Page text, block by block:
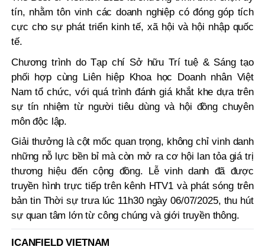
tín, nhằm tôn vinh các doanh nghiệp có đóng góp tích
cực cho sự phát triển kinh tế, xã hội và hội nhập quốc
tế.
Chương trình do Tạp chí Sở hữu Trí tuệ & Sáng tạo
phối hợp cùng Liên hiệp Khoa học Doanh nhân Việt
Nam tổ chức, với quá trình đánh giá khắt khe dựa trên
sự tín nhiệm từ người tiêu dùng và hội đồng chuyên
môn độc lập.
Giải thưởng là cột mốc quan trọng, không chỉ vinh danh
những nỗ lực bền bỉ mà còn mở ra cơ hội lan tỏa giá trị
thương hiệu đến cộng đồng. Lễ vinh danh đã được
truyền hình trực tiếp trên kênh HTV1 và phát sóng trên
bản tin Thời sự trưa lúc 11h30 ngày 06/07/2025, thu hút
sự quan tâm lớn từ công chúng và giới truyền thông.
ICANFIELD VIETNAM